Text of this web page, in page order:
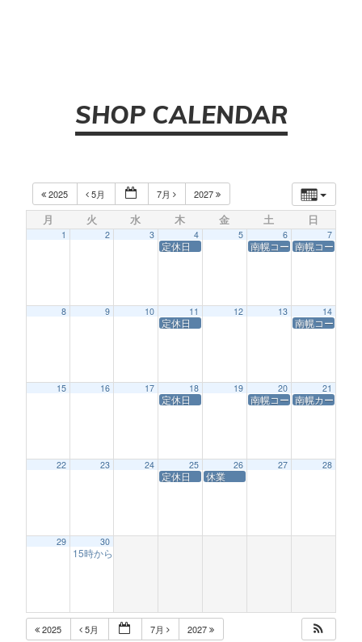
SHOP CALENDAR
2025 5月 7月 2027
月 火 水 木 金 土 日
1 2 3 4
定休日
5 6
南幌コースサービス休業
7
南幌コースサ
8 9 10 11
定休日
12 13 14
南幌コースサ
15 16 17 18
定休日
19 20
南幌コースサービス休業
21
南幌カートレ
22 23 24 25
定休日
26
休業
27 28
29 30
15時からの営業(南幌チキチキレース)
2025 5月 7月 2027